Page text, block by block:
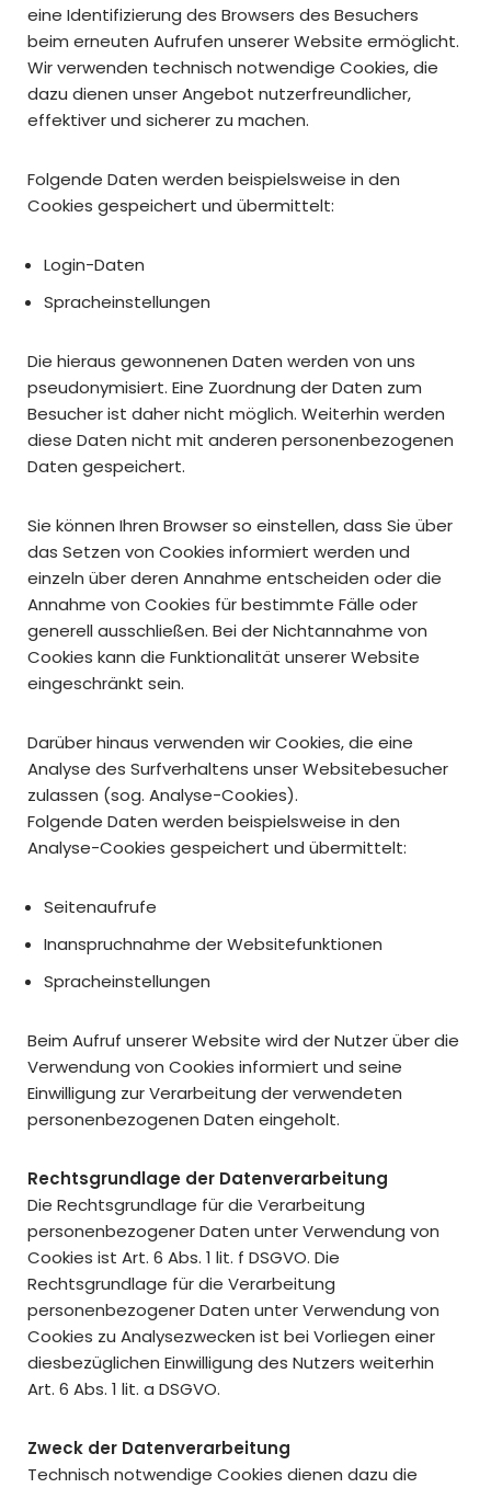
eine Identifizierung des Browsers des Besuchers
beim erneuten Aufrufen unserer Website ermöglicht.
Wir verwenden technisch notwendige Cookies, die
dazu dienen unser Angebot nutzerfreundlicher,
effektiver und sicherer zu machen.
Folgende Daten werden beispielsweise in den
Cookies gespeichert und übermittelt:
Login-Daten
Spracheinstellungen
Die hieraus gewonnenen Daten werden von uns
pseudonymisiert. Eine Zuordnung der Daten zum
Besucher ist daher nicht möglich. Weiterhin werden
diese Daten nicht mit anderen personenbezogenen
Daten gespeichert.
Sie können Ihren Browser so einstellen, dass Sie über
das Setzen von Cookies informiert werden und
einzeln über deren Annahme entscheiden oder die
Annahme von Cookies für bestimmte Fälle oder
generell ausschließen. Bei der Nichtannahme von
Cookies kann die Funktionalität unserer Website
eingeschränkt sein.
Darüber hinaus verwenden wir Cookies, die eine
Analyse des Surfverhaltens unser Websitebesucher
zulassen (sog. Analyse-Cookies).
Folgende Daten werden beispielsweise in den
Analyse-Cookies gespeichert und übermittelt:
Seitenaufrufe
Inanspruchnahme der Websitefunktionen
Spracheinstellungen
Beim Aufruf unserer Website wird der Nutzer über die
Verwendung von Cookies informiert und seine
Einwilligung zur Verarbeitung der verwendeten
personenbezogenen Daten eingeholt.
Rechtsgrundlage der Datenverarbeitung
Die Rechtsgrundlage für die Verarbeitung
personenbezogener Daten unter Verwendung von
Cookies ist Art. 6 Abs. 1 lit. f DSGVO. Die
Rechtsgrundlage für die Verarbeitung
personenbezogener Daten unter Verwendung von
Cookies zu Analysezwecken ist bei Vorliegen einer
diesbezüglichen Einwilligung des Nutzers weiterhin
Art. 6 Abs. 1 lit. a DSGVO.
Zweck der Datenverarbeitung
Technisch notwendige Cookies dienen dazu die